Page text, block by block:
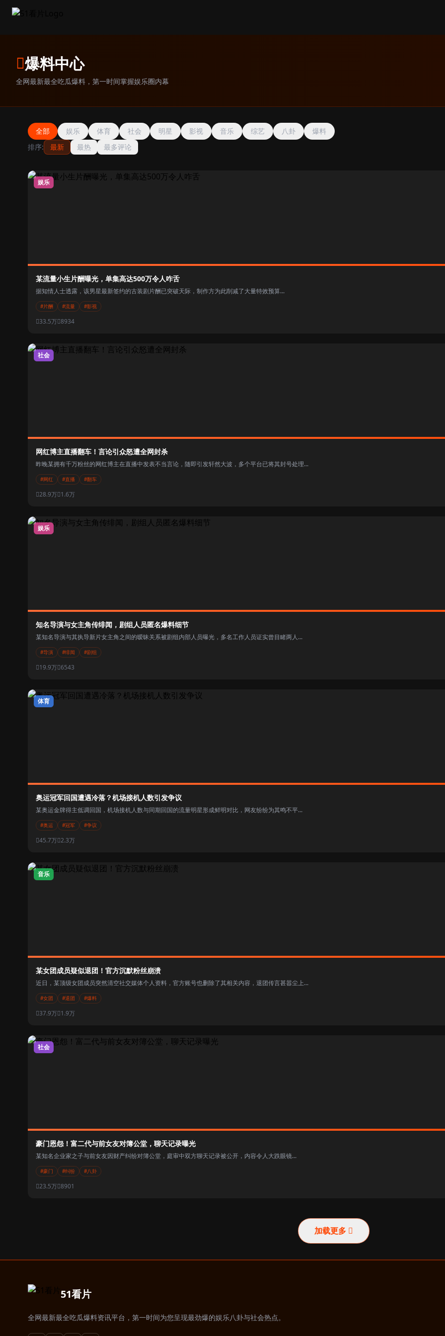
跳过导航
爆料中心
全网最新最全吃瓜爆料，第一时间掌握娱乐圈内幕
全部 娱乐 体育 社会 明星 影视 音乐 综艺 八卦
爆料
排序:
最新 最热 最多评论
娱乐
某流量小生片酬曝光，单集高达500万令人咋舌
据知情人士透露，该男星最新签约的古装剧片酬已突破天际，制作方为此削减了大量特效预算...
#片酬 #流量 #影视
33.5万 8934
社会
网红博主直播翻车！言论引众怒遭全网封杀
昨晚某拥有千万粉丝的网红博主在直播中发表不当言论，随即引发轩然大波，多个平台已将其封号处理...
#网红 #直播 #翻车
28.9万 1.6万
娱乐
知名导演与女主角传绯闻，剧组人员匿名爆料细节
某知名导演与其执导新片女主角之间的暧昧关系被剧组内部人员曝光，多名工作人员证实曾目睹两人...
#导演 #绯闻 #剧组
19.9万 6543
体育
奥运冠军回国遭遇冷落？机场接机人数引发争议
某奥运金牌得主低调回国，机场接机人数与同期回国的流量明星形成鲜明对比，网友纷纷为其鸣不平...
#奥运 #冠军 #争议
45.7万 2.3万
音乐
某女团成员疑似退团！官方沉默粉丝崩溃
近日，某顶级女团成员突然清空社交媒体个人资料，官方账号也删除了其相关内容，退团传言甚嚣尘上...
#女团 #退团 #爆料
37.9万 1.9万
社会
豪门恩怨！富二代与前女友对簿公堂，聊天记录曝光
某知名企业家之子与前女友因财产纠纷对簿公堂，庭审中双方聊天记录被公开，内容令人大跌眼镜...
#豪门 #纠纷 #八卦
23.5万 8901
加载更多
51看片
全网最新最全吃瓜爆料资讯平台，第一时间为您呈现最劲爆的娱乐八卦与社会热点。